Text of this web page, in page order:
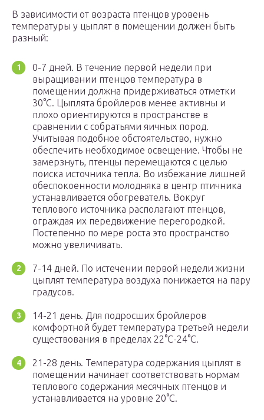
В зависимости от возраста птенцов уровень
температуры у цыплят в помещении должен быть
разный:
0-7 дней. В течение первой недели при
выращивании птенцов температура в
помещении должна придерживаться отметки
30°С. Цыплята бройлеров менее активны и
плохо ориентируются в пространстве в
сравнении с собратьями яичных пород.
Учитывая подобное обстоятельство, нужно
обеспечить необходимое освещение. Чтобы не
замерзнуть, птенцы перемещаются с целью
поиска источника тепла. Во избежание лишней
обеспокоенности молодняка в центр птичника
устанавливается обогреватель. Вокруг
теплового источника располагают птенцов,
ограждая их передвижение перегородкой.
Постепенно по мере роста это пространство
можно увеличивать.
7-14 дней. По истечении первой недели жизни
цыплят температура воздуха понижается на пару
градусов.
14-21 день. Для подросших бройлеров
комфортной будет температура третьей недели
существования в пределах 22°С-24°С.
21-28 день. Температура содержания цыплят в
помещении начинает соответствовать нормам
теплового содержания месячных птенцов и
устанавливается на уровне 20°С.